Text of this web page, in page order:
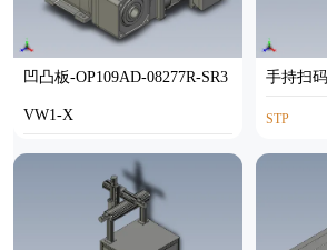
凹凸板-OP109AD-08277R-SR3
VW1-X
STP
手持扫
STP